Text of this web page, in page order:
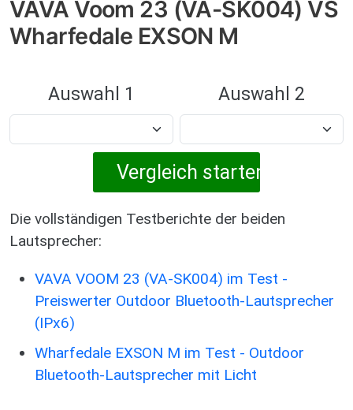
VAVA Voom 23 (VA-SK004) VS
Wharfedale EXSON M
Auswahl 1 Auswahl 2
Die vollständigen Testberichte der beiden
Lautsprecher:
VAVA VOOM 23 (VA-SK004) im Test -
Preiswerter Outdoor Bluetooth-Lautsprecher
(IPx6)
Wharfedale EXSON M im Test - Outdoor
Bluetooth-Lautsprecher mit Licht